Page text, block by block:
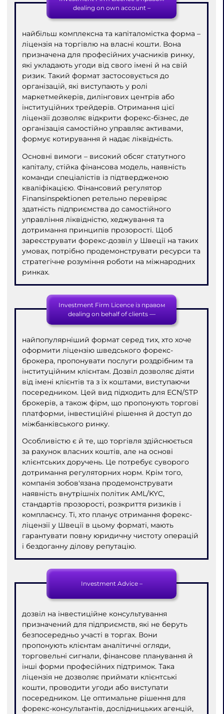
dealing on own account –
найбільш комплексна та капіталомістка форма –
ліцензія на торгівлю на власні кошти. Вона
призначена для професійних учасників ринку,
які укладають угоди від свого імені й на свій
ризик. Такий формат застосовується до
організацій, які виступають у ролі
маркетмейкерів, дилінгових центрів або
інституційних трейдерів. Отримання цієї
ліцензії дозволяє відкрити форекс-бізнес, де
організація самостійно управляє активами,
формує котирування й надає ліквідність.
Основні вимоги – високий обсяг статутного
капіталу, стійка фінансова модель, наявність
команди спеціалістів із підтвердженою
кваліфікацією. Фінансовий регулятор
Finansinspektionen ретельно перевіряє
здатність підприємства до самостійного
управління ліквідністю, хеджування та
дотримання принципів прозорості. Щоб
зареєструвати форекс-дозвіл у Швеції на таких
умовах, потрібно продемонструвати ресурси та
стратегічне розуміння роботи на міжнародних
ринках.
Investment Firm Licence із правом
dealing on behalf of clients —
найпопулярніший формат серед тих, хто хоче
оформити ліцензію шведського форекс-
брокера, пропонувати послуги роздрібним та
інституційним клієнтам. Дозвіл дозволяє діяти
від імені клієнтів та з їх коштами, виступаючи
посередником. Цей вид підходить для ECN/STP
брокерів, а також фірм, що пропонують торгові
платформи, інвестиційні рішення й доступ до
міжбанківського ринку.
Особливістю є й те, що торгівля здійснюється
за рахунок власних коштів, але на основі
клієнтських доручень. Це потребує суворого
дотримання регуляторних норм. Крім того,
компанія зобов'язана продемонструвати
наявність внутрішніх політик AML/KYC,
стандартів прозорості, розкриття ризиків і
комплаєнсу. Ті, хто планує отримання форекс-
ліцензії у Швеції в цьому форматі, мають
гарантувати повну юридичну чистоту операцій
і бездоганну ділову репутацію.
Investment Advice –
дозвіл на інвестиційне консультування
призначений для підприємств, які не беруть
безпосередньо участі в торгах. Вони
пропонують клієнтам аналітичні огляди,
торговельні сигнали, фінансове планування й
інші форми професійних підтримок. Така
ліцензія не дозволяє приймати клієнтські
кошти, проводити угоди або виступати
посередником. Це оптимальне рішення для
форекс-консультантів, дослідницьких агенцій,